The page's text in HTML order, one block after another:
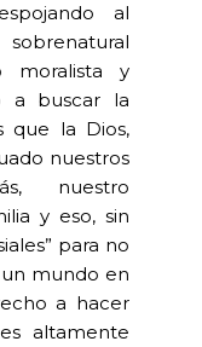
al
moralista y
a buscar la
que la Dios,
nuestros
nuestro
y eso, sin
para no
mundo en
a hacer
altamente